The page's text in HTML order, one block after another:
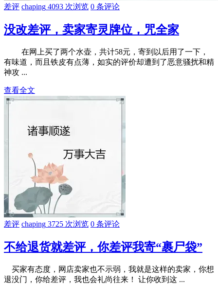
差评 chaping 4093 次浏览 0 条评论
没改差评，卖家寄灵牌位，咒全家
在网上买了两个水壶，共计58元，寄到以后用了一下，
有味道，而且铁皮有点薄，如实的评价却遭到了恶意骚扰和精
神攻 ...
查看全文
差评 chaping 3725 次浏览 0 条评论
不给退货就差评，你差评我寄“裹尸袋”
买家有态度，网店卖家也不示弱，我就是这样的卖家，你想
退没门，你给差评，我也会礼尚往来！ 让你收到这 ...